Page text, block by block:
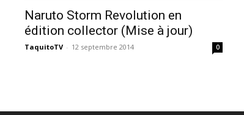
Naruto Storm Revolution en
édition collector (Mise à jour)
TaquitoTV - 12 septembre 2014 0